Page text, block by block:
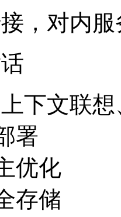
，对内
下文联
署
优化
存储